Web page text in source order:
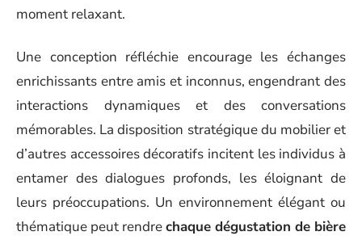
moment relaxant.
Une conception réfléchie encourage les échanges
enrichissants entre amis et inconnus, engendrant des
interactions dynamiques et des conversations
mémorables. La disposition stratégique du mobilier et
d’autres accessoires décoratifs incitent les individus à
entamer des dialogues profonds, les éloignant de
leurs préoccupations. Un environnement élégant ou
thématique peut rendrechaque dégustation de bière